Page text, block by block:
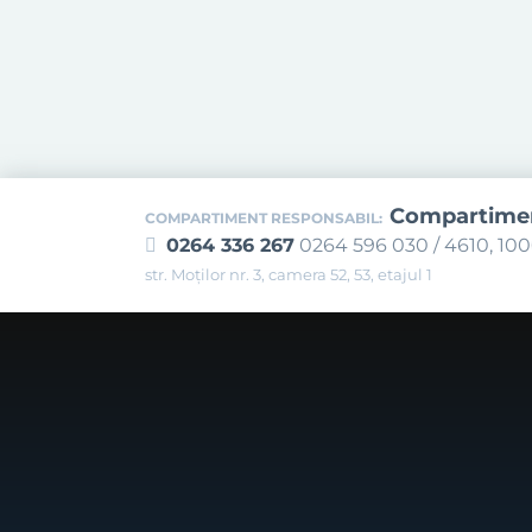
COMPARTIMENT RESPONSABIL:
0264 336 267 0264 596 030 / 4610,
str. Moților nr. 3, camera 52, 53, etajul 1